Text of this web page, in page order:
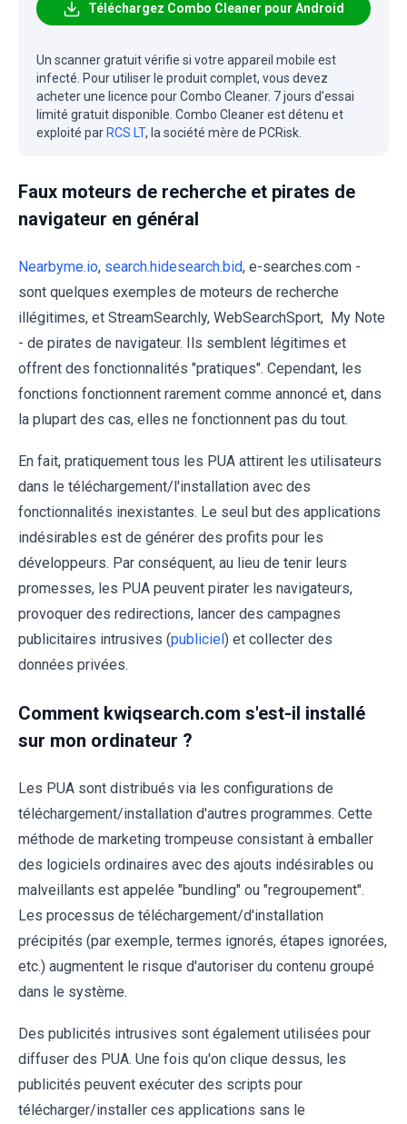
Téléchargez Combo Cleaner pour Android
Un scanner gratuit vérifie si votre appareil mobile est
infecté. Pour utiliser le produit complet, vous devez
acheter une licence pour Combo Cleaner. 7 jours d’essai
limité gratuit disponible. Combo Cleaner est détenu et
exploité par RCS LT, la société mère de PCRisk.
Faux moteurs de recherche et pirates de
navigateur en général
Nearbyme.io, search.hidesearch.bid, e-searches.com -
sont quelques exemples de moteurs de recherche
illégitimes, et StreamSearchly, WebSearchSport, My Note
- de pirates de navigateur. Ils semblent légitimes et
offrent des fonctionnalités "pratiques". Cependant, les
fonctions fonctionnent rarement comme annoncé et, dans
la plupart des cas, elles ne fonctionnent pas du tout.
En fait, pratiquement tous les PUA attirent les utilisateurs
dans le téléchargement/l'installation avec des
fonctionnalités inexistantes. Le seul but des applications
indésirables est de générer des profits pour les
développeurs. Par conséquent, au lieu de tenir leurs
promesses, les PUA peuvent pirater les navigateurs,
provoquer des redirections, lancer des campagnes
publicitaires intrusives (publiciel ) et collecter des
données privées.
Comment kwiqsearch.com s'est-il installé
sur mon ordinateur ?
Les PUA sont distribués via les configurations de
téléchargement/installation d'autres programmes. Cette
méthode de marketing trompeuse consistant à emballer
des logiciels ordinaires avec des ajouts indésirables ou
malveillants est appelée "bundling" ou "regroupement".
Les processus de téléchargement/d'installation
précipités (par exemple, termes ignorés, étapes ignorées,
etc.) augmentent le risque d'autoriser du contenu groupé
dans le système.
Des publicités intrusives sont également utilisées pour
diffuser des PUA. Une fois qu'on clique dessus, les
publicités peuvent exécuter des scripts pour
télécharger/installer ces applications sans le